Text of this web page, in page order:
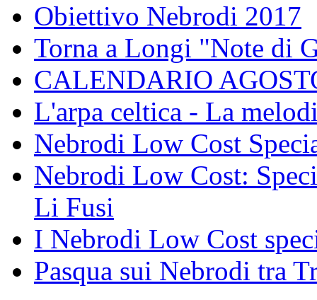
Obiettivo Nebrodi 2017
Torna a Longi "Note di
CALENDARIO
L'arpa celtica - La
Nebrodi Low Cost
Nebrodi Low Cost:
Li Fusi
I Nebrodi Low Cost
Pasqua sui Nebrodi tra